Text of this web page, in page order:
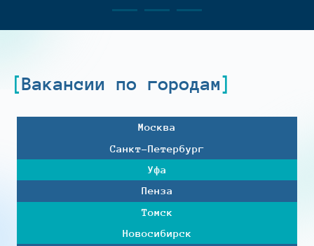
Вакансии по городам
Москва
Санкт-Петербург
Уфа
Пенза
Томск
Новосибирск